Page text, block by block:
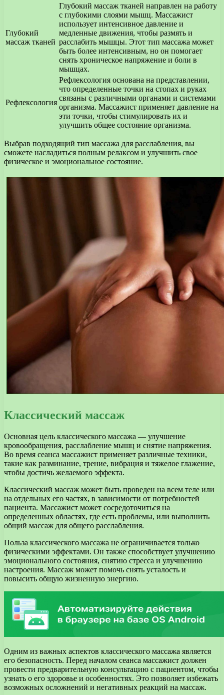
Глубокий
массаж тканей
Глубокий массаж тканей направлен на работу
с глубокими слоями мышц. Массажист
использует интенсивное давление и
медленные движения, чтобы размять и
расслабить мышцы. Этот тип массажа может
быть более интенсивным, но он помогает
снять хроническое напряжение и боли в
мышцах.
Рефлексология
Рефлексология основана на представлении,
что определенные точки на стопах и руках
связаны с различными органами и системами
организма. Массажист применяет давление на
эти точки, чтобы стимулировать их и
улучшить общее состояние организма.
Выбрав подходящий тип массажа для расслабления, вы
сможете насладиться полным релаксом и улучшить свое
физическое и эмоциональное состояние.
Классический массаж
Основная цель классического массажа — улучшение
кровообращения, расслабление мышц и снятие напряжения.
Во время сеанса массажист применяет различные техники,
такие как разминание, трение, вибрация и тяжелое глажение,
чтобы достичь желаемого эффекта.
Классический массаж может быть проведен на всем теле или
на отдельных его частях, в зависимости от потребностей
пациента. Массажист может сосредоточиться на
определенных областях, где есть проблемы, или выполнить
общий массаж для общего расслабления.
Польза классического массажа не ограничивается только
физическими эффектами. Он также способствует улучшению
эмоционального состояния, снятию стресса и улучшению
настроения. Массаж может помочь снять усталость и
повысить общую жизненную энергию.
Одним из важных аспектов классического массажа является
его безопасность. Перед началом сеанса массажист должен
провести предварительную консультацию с пациентом, чтобы
узнать о его здоровье и особенностях. Это позволяет избежать
возможных осложнений и негативных реакций на массаж.